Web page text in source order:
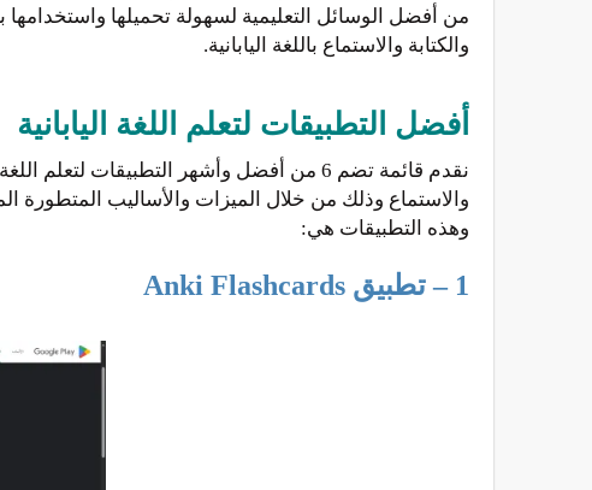
من أفضل الوسائل التعليمية لسهولة تحميلها
والكتابة والاستماع باللغة اليابانية.
أفضل التطبيقات لتعلم اللغة اليابانية
نقدم قائمة تضم 6 من أفضل وأشهر
والاستماع وذلك من خلال الميزات والأساليب المتطورة
وهذه التطبيقات هي:
1 – تطبيق Anki Flashcards